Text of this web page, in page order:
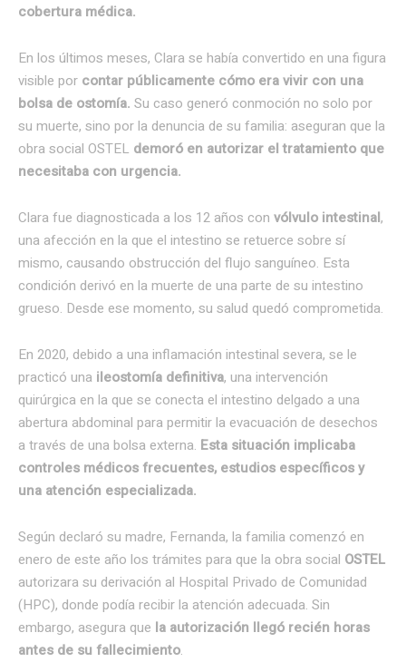
cobertura médica.
En los últimos meses, Clara se había convertido en una figura
visible por contar públicamente cómo era vivir con una
bolsa de ostomía. Su caso generó conmoción no solo por
su muerte, sino por la denuncia de su familia: aseguran que la
obra social OSTEL demoró en autorizar el tratamiento que
necesitaba con urgencia.
Clara fue diagnosticada a los 12 años con vólvulo intestinal,
una afección en la que el intestino se retuerce sobre sí
mismo, causando obstrucción del flujo sanguíneo. Esta
condición derivó en la muerte de una parte de su intestino
grueso. Desde ese momento, su salud quedó comprometida.
En 2020, debido a una inflamación intestinal severa, se le
practicó una ileostomía definitiva, una intervención
quirúrgica en la que se conecta el intestino delgado a una
abertura abdominal para permitir la evacuación de desechos
a través de una bolsa externa. Esta situación implicaba
controles médicos frecuentes, estudios específicos y
una atención especializada.
Según declaró su madre, Fernanda, la familia comenzó en
enero de este año los trámites para que la obra social OSTEL
autorizara su derivación al Hospital Privado de Comunidad
(HPC), donde podía recibir la atención adecuada. Sin
embargo, asegura que la autorización llegó recién horas
antes de su fallecimiento.